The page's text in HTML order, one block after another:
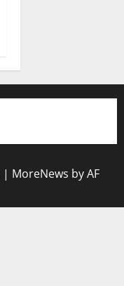
| MoreNews by AF